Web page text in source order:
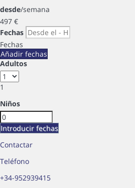
desde/semana
497 €
Fechas
Fechas
Añadir fechas
Adultos
1
Niños
Introducir fechas
Contactar
Teléfono
+34-952939415